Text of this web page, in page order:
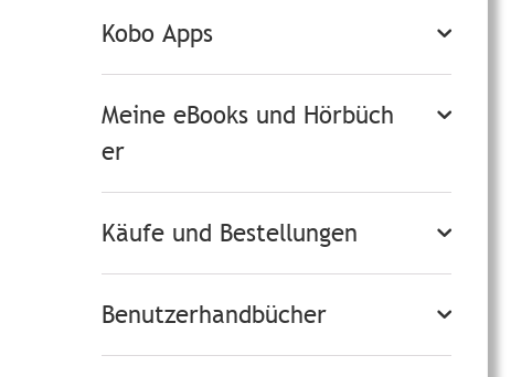
Kobo Apps
Meine eBooks und Hörbüch
er
Käufe und Bestellungen
Benutzerhandbücher